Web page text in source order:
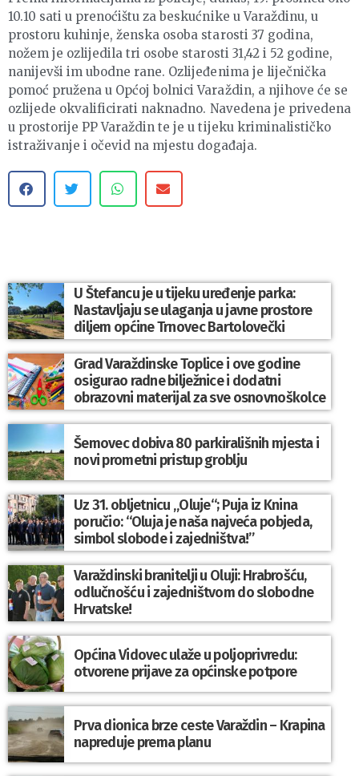
10.10 sati u prenoćištu za beskućnike u Varaždinu, u
prostoru kuhinje, ženska osoba starosti 37 godina,
nožem je ozlijedila tri osobe starosti 31,42 i 52 godine,
nanijevši im ubodne rane. Ozlijeđenima je liječnička
pomoć pružena u Općoj bolnici Varaždin, a njihove će se
ozlijede okvalificirati naknadno. Navedena je privedena
u prostorije PP Varaždin te je u tijeku kriminalističko
istraživanje i očevid na mjestu događaja.
U Štefancu je u tijeku uređenje parka:
Nastavljaju se ulaganja u javne prostore
diljem općine Trnovec Bartolovečki
Grad Varaždinske Toplice i ove godine
osigurao radne bilježnice i dodatni
obrazovni materijal za sve osnovnoškolce
Šemovec dobiva 80 parkirališnih mjesta i
novi prometni pristup groblju
Uz 31. obljetnicu „Oluje“; Puja iz Knina
poručio: “Oluja je naša najveća pobjeda,
simbol slobode i zajedništva!”
Varaždinski branitelji u Oluji: Hrabrošću,
odlučnošću i zajedništvom do slobodne
Hrvatske!
Općina Vidovec ulaže u poljoprivredu:
otvorene prijave za općinske potpore
Prva dionica brze ceste Varaždin – Krapina
napreduje prema planu